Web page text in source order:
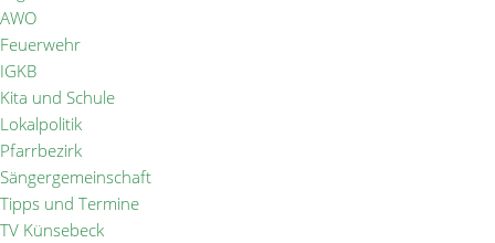
AWO
Feuerwehr
IGKB
Kita und Schule
Lokalpolitik
Pfarrbezirk
Sängergemeinschaft
Tipps und Termine
TV Künsebeck